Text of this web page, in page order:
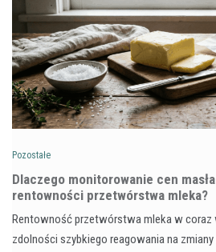
Pozostałe
Dlaczego monitorowanie cen
rentowności przetwórstwa mleka?
Rentowność przetwórstwa mleka w coraz
zdolności szybkiego reagowania na